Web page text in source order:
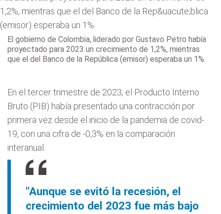
El gobierno de Colombia, liderado por Gustavo Petro había
proyectado para 2023 un crecimiento de 1,2%, mientras
que el del Banco de la República (emisor) esperaba un 1%.
En el tercer trimestre de 2023, el Producto Interno
Bruto (PIB) había presentado una contracción por
primera vez desde el inicio de la pandemia de covid-
19, con una cifra de -0,3% en la comparación
interanual.
"Aunque se evitó la recesión, el
crecimiento del 2023 fue más bajo